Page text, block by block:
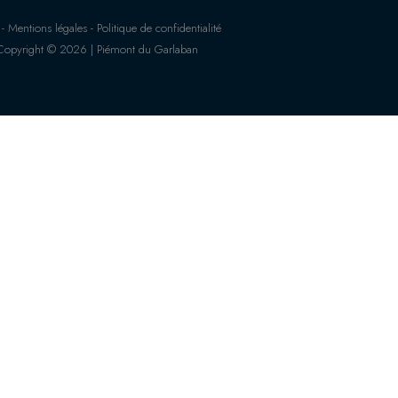
Mentions légales - Politique de confidentialité
© 2026 | Piémont du Garlaban